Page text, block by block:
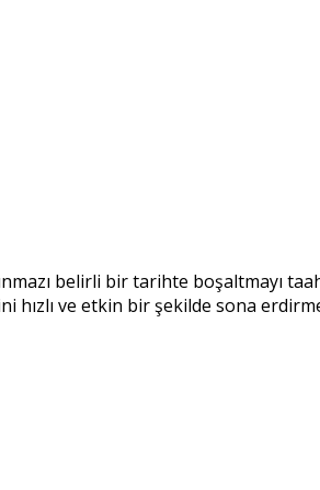
belirli bir tarihte boşaltmayı
ve etkin bir şekilde sona